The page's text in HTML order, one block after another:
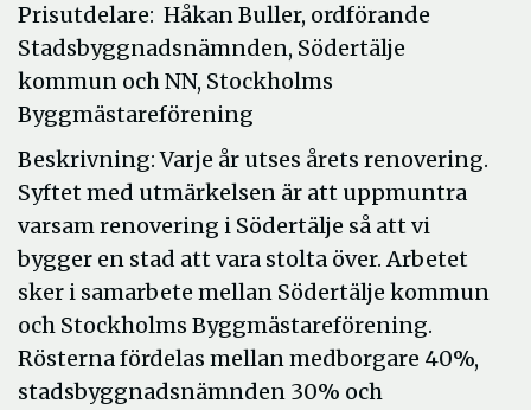
Prisutdelare: Håkan Buller, ordförande
Stadsbyggnadsnämnden, Södertälje
kommun och NN, Stockholms
Byggmästareförening
Beskrivning: Varje år utses årets renovering.
Syftet med utmärkelsen är att uppmuntra
varsam renovering i Södertälje så att vi
bygger en stad att vara stolta över. Arbetet
sker i samarbete mellan Södertälje kommun
och Stockholms Byggmästareförening.
Rösterna fördelas mellan medborgare 40%,
stadsbyggnadsnämnden 30% och